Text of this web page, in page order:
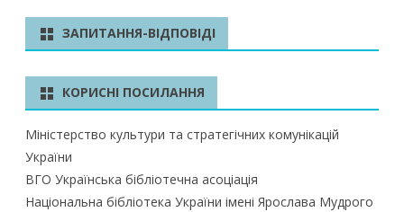
к
ЗАПИТАННЯ-ВІДПОВІДІ
КОРИСНІ ПОСИЛАННЯ
Міністерство культури та стратегічних комунікацій
України
ВГО Українська бібліотечна асоціація
Національна бібліотека України імені Ярослава Мудрого